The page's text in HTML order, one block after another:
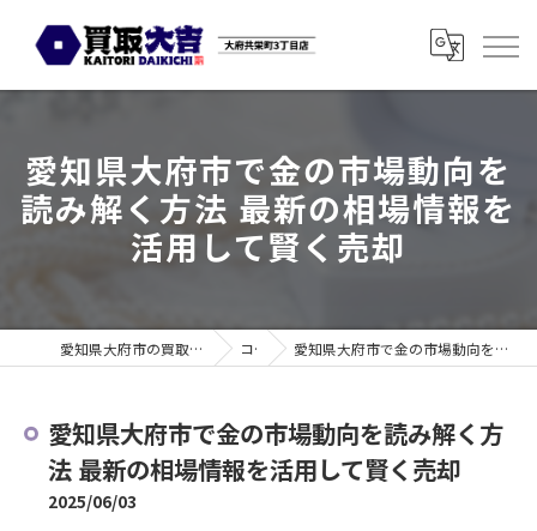
愛知県大府市で金の市場動向を
読み解く方法 最新の相場情報を
活用して賢く売却
愛知県大府市の買取なら買取大吉 大府共栄町3丁目店 コラム 愛知県大府市で金の市場動向を読み解く方法 最新の相場情報を活用して賢く売却
愛知県大府市で金の市場動向を読み解く方
法 最新の相場情報を活用して賢く売却
2025/06/03